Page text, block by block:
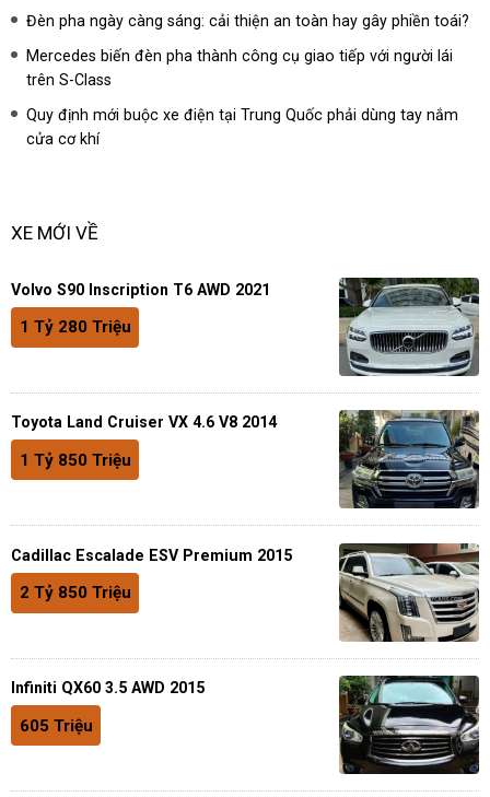
Đèn pha ngày càng sáng: cải thiện an toàn hay gây phiền toái?
Mercedes biến đèn pha thành công cụ giao tiếp với người lái
trên S-Class
Quy định mới buộc xe điện tại Trung Quốc phải dùng tay nắm
cửa cơ khí
XE MỚI VỀ
Volvo S90 Inscription T6 AWD 2021
1 Tỷ 280 Triệu
Toyota Land Cruiser VX 4.6 V8 2014
1 Tỷ 850 Triệu
Cadillac Escalade ESV Premium 2015
2 Tỷ 850 Triệu
Infiniti QX60 3.5 AWD 2015
605 Triệu